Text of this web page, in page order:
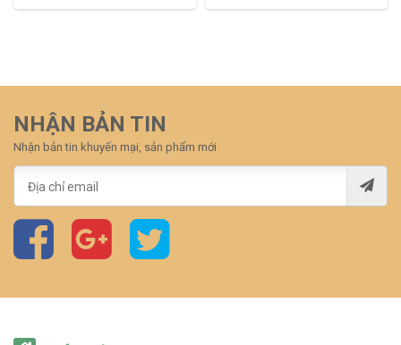
NHẬN BẢN TIN
Nhận bản tin khuyến mại, sản phẩm mới